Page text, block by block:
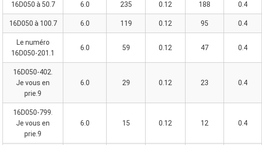
16D050 à 50.7 6.0 235 0.12 188 0.4
16D050 à 100.7 6.0 119 0.12 95 0.4
Le numéro
16D050-201.1
6.0 59 0.12 47 0.4
16D050-402.
Je vous en
prie.9
6.0 29 0.12 23 0.4
16D050-799.
Je vous en
prie.9
6.0 15 0.12 12 0.4